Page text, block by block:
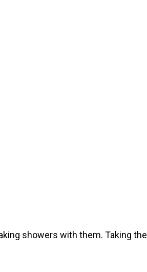
showers with them. Taking the